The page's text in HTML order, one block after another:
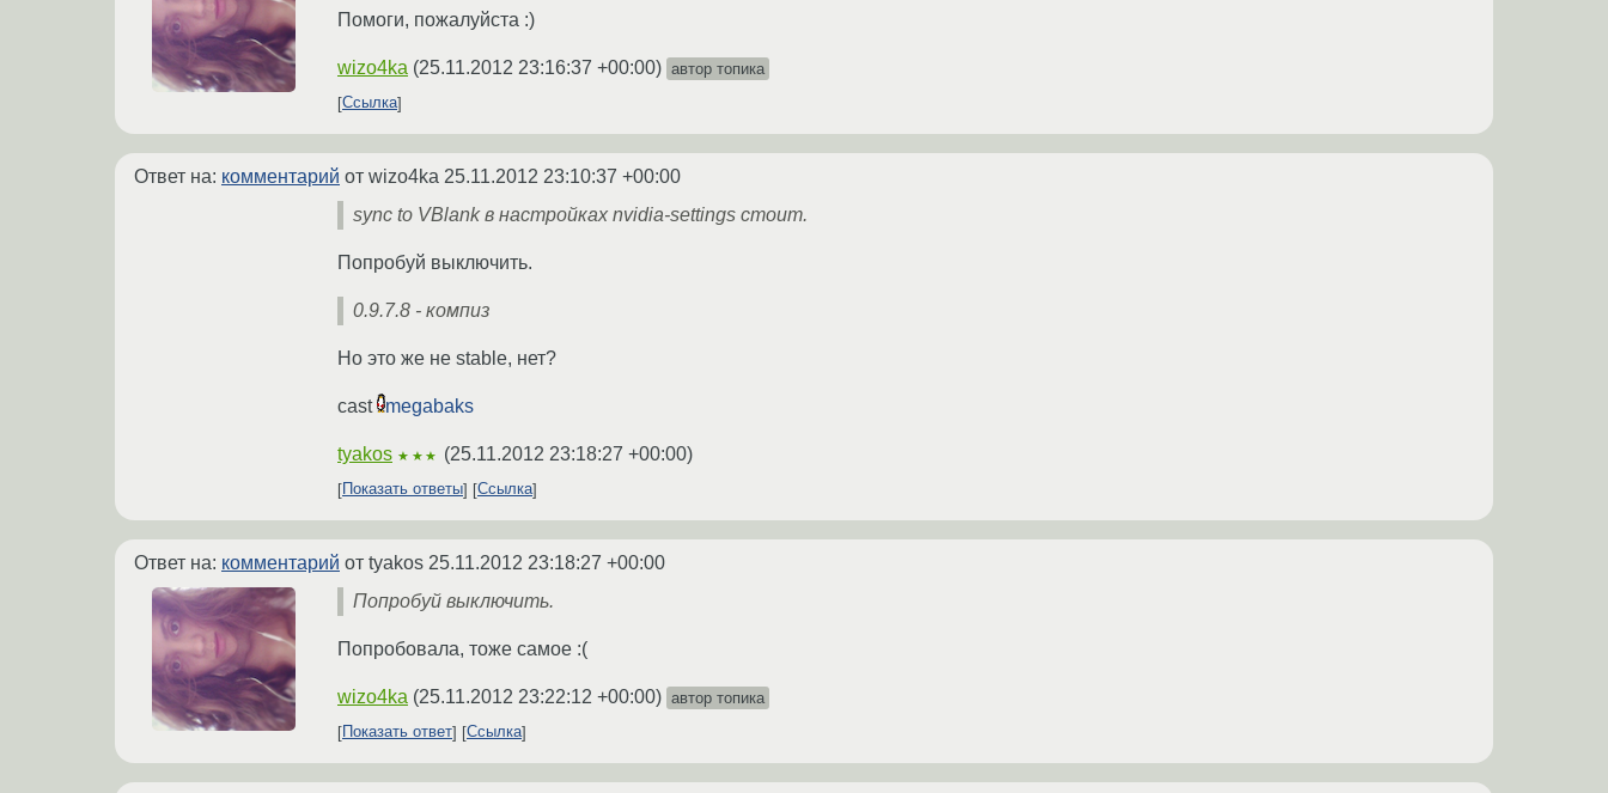
Помоги, пожалуйста :)
wizo4ka (25.11.2012 23:16:37 +00:00) автор топика
Ссылка
Ответ на: комментарий от wizo4ka 25.11.2012 23:10:37 +00:00
sync to VBlank в настройках nvidia-settings стоит.
Попробуй выключить.
0.9.7.8 - компиз
Но это же не stable, нет?
cast megabaks
tyakos ★★★ (25.11.2012 23:18:27 +00:00)
Показать ответы Ссылка
Ответ на: комментарий от tyakos 25.11.2012 23:18:27 +00:00
Попробуй выключить.
Попробовала, тоже самое :(
wizo4ka (25.11.2012 23:22:12 +00:00) автор топика
Показать ответ
Ссылка